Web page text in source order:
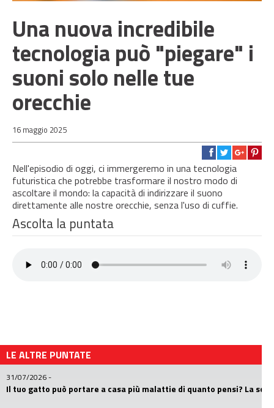
Una nuova incredibile
tecnologia può "piegare" i
suoni solo nelle tue
orecchie
16 maggio 2025
Nell'episodio di oggi, ci immergeremo in una tecnologia
futuristica che potrebbe trasformare il nostro modo di
ascoltare il mondo: la capacità di indirizzare il suono
direttamente alle nostre orecchie, senza l'uso di cuffie.
Ascolta la puntata
LE ALTRE PUNTATE
31/07/2026-
Il tuo gatto può portare a casa più malattie di quanto pensi? La